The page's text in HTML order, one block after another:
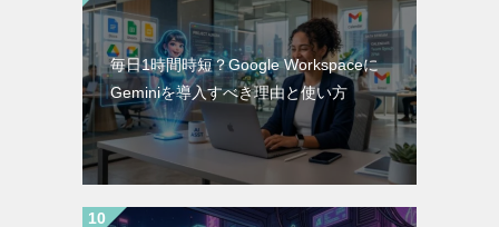
毎日1時間時短？Google Workspaceに
Geminiを導入すべき理由と使い方